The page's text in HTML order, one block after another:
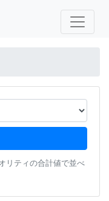
リティの合計値で並べ